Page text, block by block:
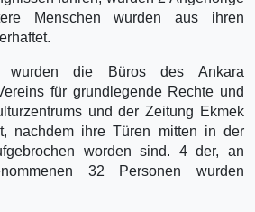
Menschen wurden aus ihren
wurden die Büros des Ankara
für grundlegende Rechte und
und der Zeitung Ekmek
nachdem ihre Türen mitten in der
worden sind. 4 der, an
32 Personen wurden